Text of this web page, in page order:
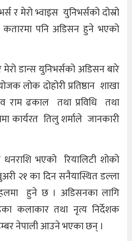
र मेरो भ्वाइस युनिभर्सको दोस्रो
पनि अडिसन हुने भएको
मेरो डान्स युनिभर्सको अडिसन बारे
लोक दोहोरी प्रतिष्ठान शाखा
राम ढकाल तथा प्रविधि तथा
कार्यरत तिलु शर्माले जानकारी
भएको रियालिटी शोको
२१ का दिन सनैयास्थित डल्ला
हलमा हुने छ । अडिसनका लागि
कलाकार तथा नृत्य निर्देशक
नेपाली आउने भएका छन् ।